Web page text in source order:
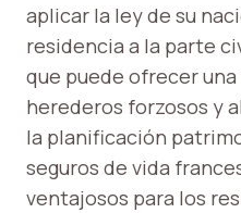
aplicar la ley de su
residencia a la parte
que puede ofrecer
herederos forzosos y
la planificación
seguros de vida
ventajosos para los